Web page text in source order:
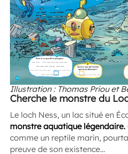
Illustration : Thomas Priou et
Cherche le monstre du
Le loch Ness, un lac situé en
monstre aquatique légendaire.
comme un reptile marin,
preuve de son existence…